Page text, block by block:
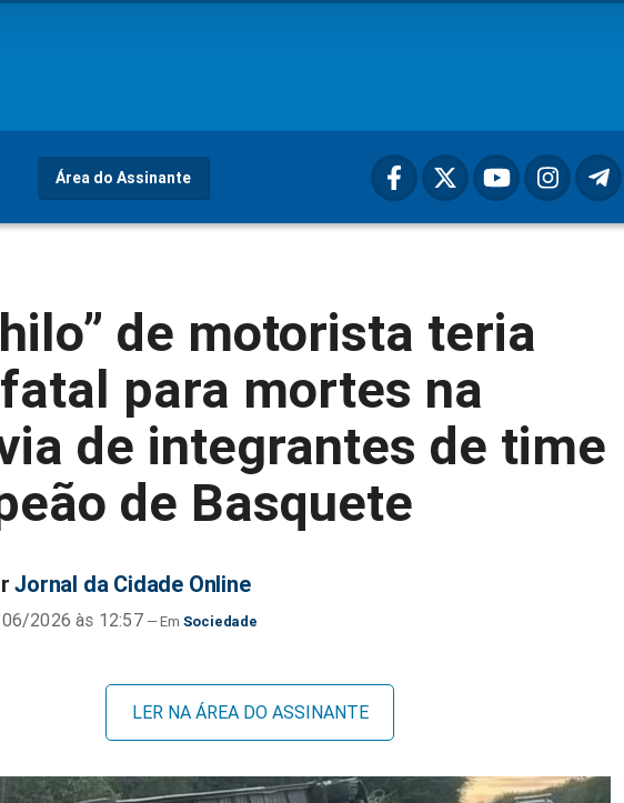
Área do Assinante
de motorista teria
para mortes na
de integrantes de time
de Basquete
Jornal da Cidade Online
2026 às 12:57 Sociedade
LER NA ÁREA DO ASSINANTE